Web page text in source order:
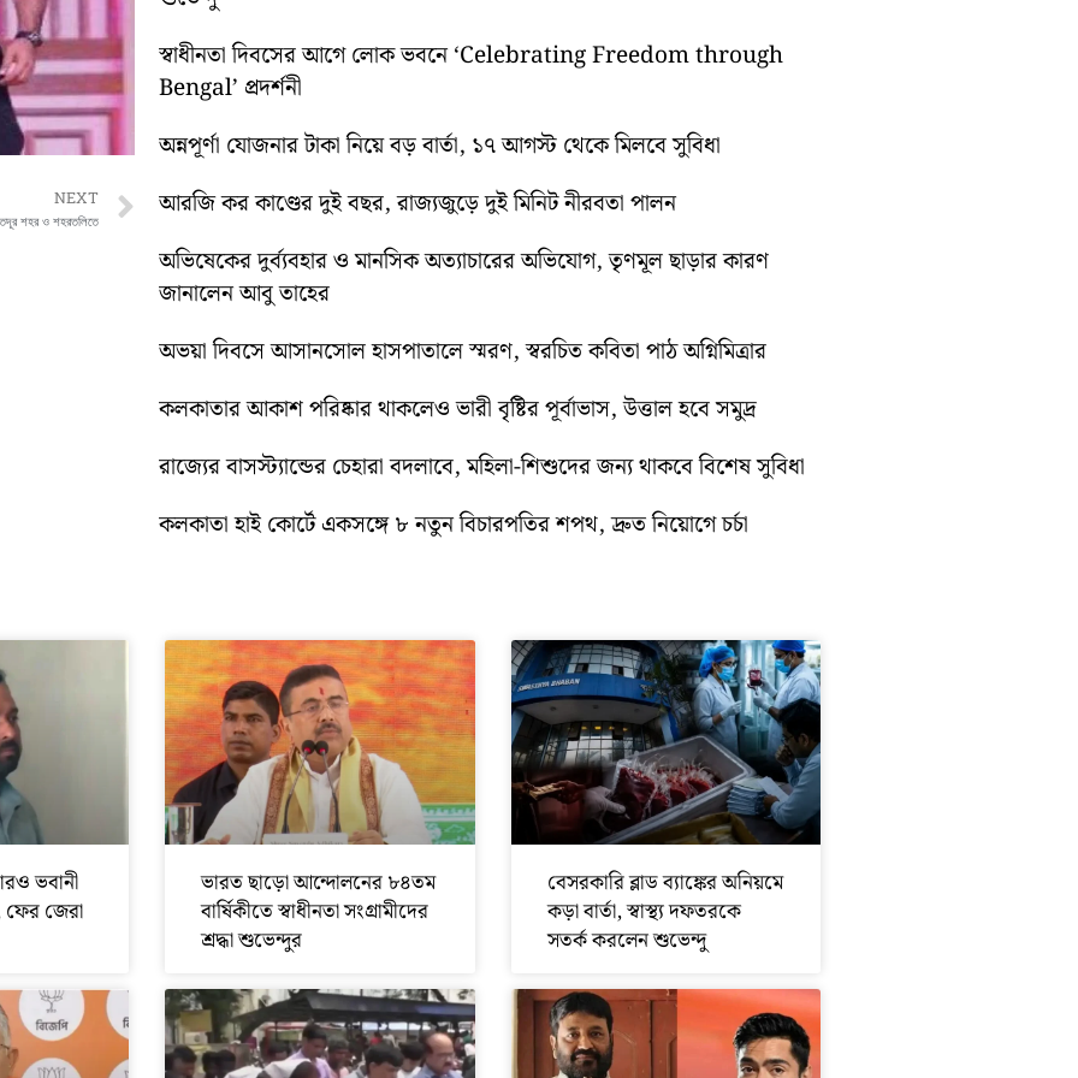
NEXT
শহর ও শহরতলিতে Next
স্বাধীনতা দিবসের আগে লোক ভবনে ‘Celebrating Freedom through
Bengal’ প্রদর্শনী
অন্নপূর্ণা যোজনার টাকা নিয়ে বড় বার্তা, ১৭ আগস্ট থেকে মিলবে সুবিধা
আরজি কর কাণ্ডের দুই বছর, রাজ্যজুড়ে দুই মিনিট নীরবতা পালন
অভিষেকের দুর্ব্যবহার ও মানসিক অত্যাচারের অভিযোগ, তৃণমূল ছাড়ার কারণ
জানালেন আবু তাহের
অভয়া দিবসে আসানসোল হাসপাতালে স্মরণ, স্বরচিত কবিতা পাঠ অগ্নিমিত্রার
কলকাতার আকাশ পরিষ্কার থাকলেও ভারী বৃষ্টির পূর্বাভাস, উত্তাল হবে সমুদ্র
রাজ্যের বাসস্ট্যান্ডের চেহারা বদলাবে, মহিলা-শিশুদের জন্য থাকবে বিশেষ সুবিধা
কলকাতা হাই কোর্টে একসঙ্গে ৮ নতুন বিচারপতির শপথ, দ্রুত নিয়োগে চর্চা
ভবানী
জেরা
ভারত ছাড়ো আন্দোলনের ৮৪তম
বার্ষিকীতে স্বাধীনতা সংগ্রামীদের
শ্রদ্ধা শুভেন্দুর
বেসরকারি ব্লাড ব্যাঙ্কের অনিয়মে
কড়া বার্তা, স্বাস্থ্য দফতরকে
সতর্ক করলেন শুভেন্দু